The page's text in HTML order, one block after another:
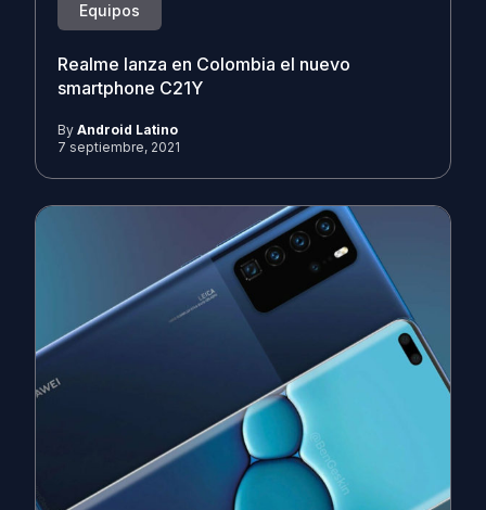
Equipos
Realme lanza en Colombia el nuevo
smartphone C21Y
By Android Latino
7 septiembre, 2021